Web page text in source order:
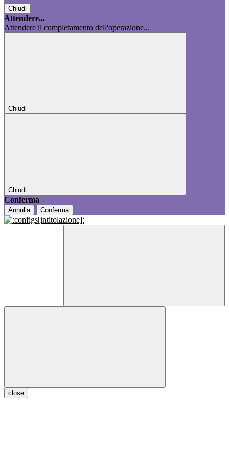
Chiudi
Attendere...
Attendere il completamento dell'operazione...
Chiudi
Chiudi
Conferma
Annulla Conferma
close